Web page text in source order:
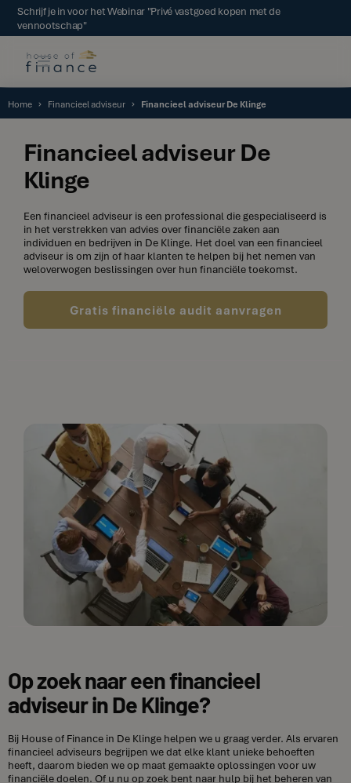
Schrijf je in voor het Webinar "Privé vastgoed kopen met de
vennootschap"
Home Financieel adviseur Financieel adviseur De Klinge
Financieel adviseur De
Klinge
Een financieel adviseur is een professional die gespecialiseerd is
in het verstrekken van advies over financiële zaken aan
individuen en bedrijven in De Klinge. Het doel van een financieel
adviseur is om zijn of haar klanten te helpen bij het nemen van
weloverwogen beslissingen over hun financiële toekomst.
Gratis financiële audit aanvragen
Op zoek naar een financieel
adviseur in De Klinge?
Bij House of Finance in De Klinge helpen we u graag verder. Als ervaren
financieel adviseurs begrijpen we dat elke klant unieke behoeften
heeft, daarom bieden we op maat gemaakte oplossingen voor uw
financiële doelen. Of u nu op zoek bent naar hulp bij het beheren van